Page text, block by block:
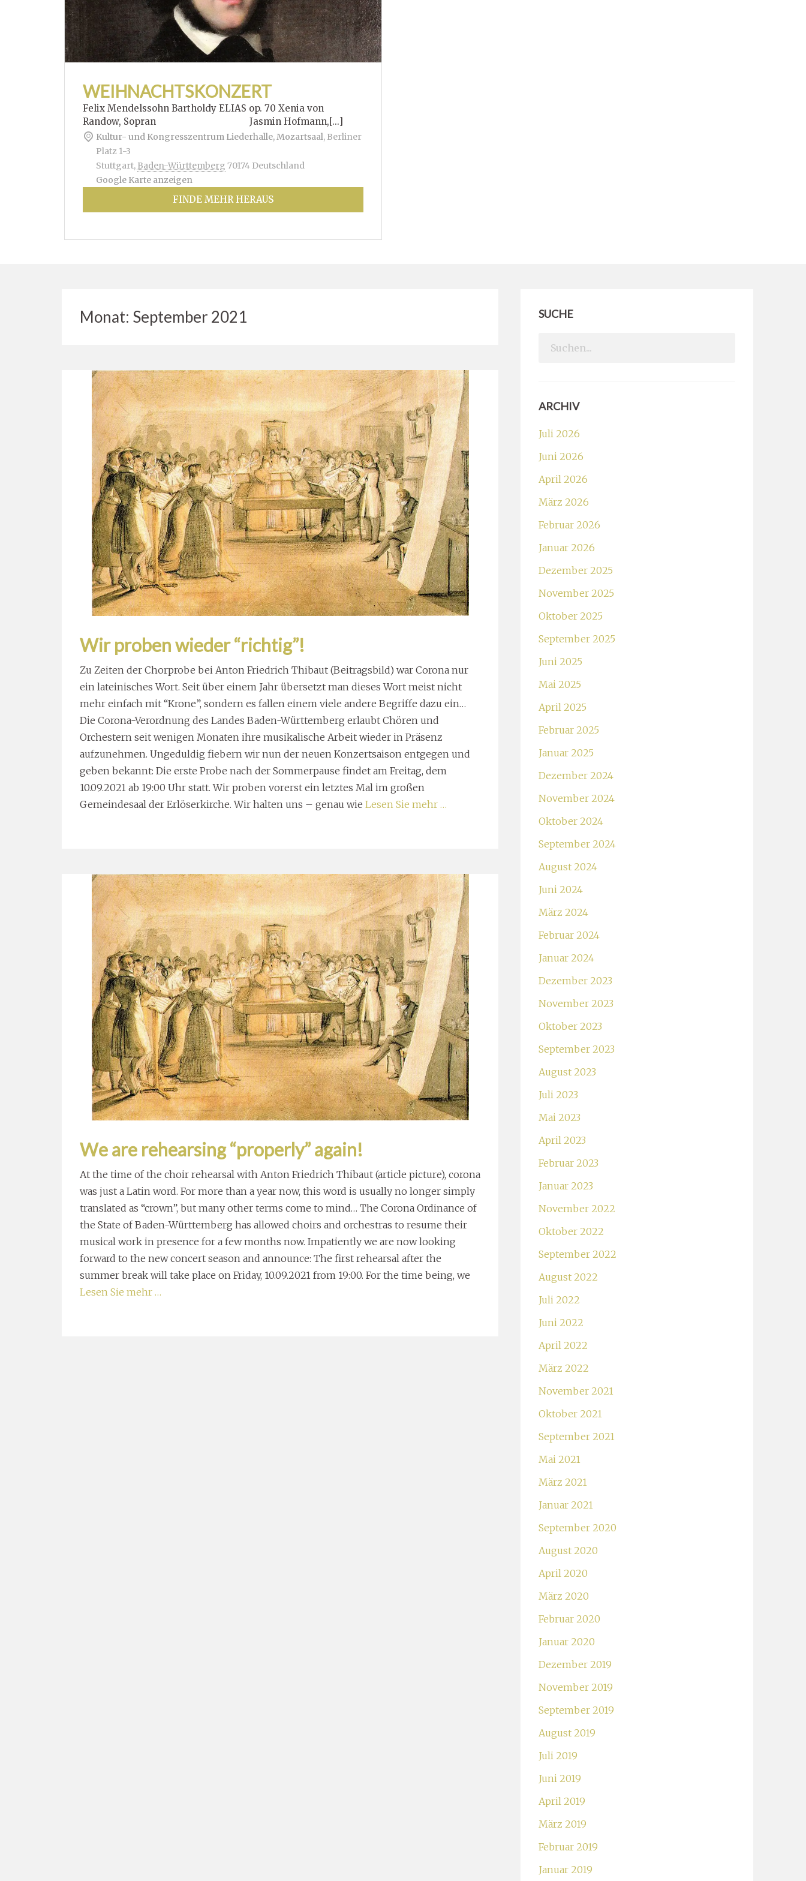
WEIHNACHTSKONZERT
Felix Mendelssohn Bartholdy ELIAS op. 70 Xenia von
Randow, Sopran Jasmin Hofmann,[...]
Kultur- und Kongresszentrum Liederhalle, Mozartsaal, Berliner
Platz 1-3
Stuttgart, Baden-Württemberg 70174 Deutschland
Google Karte anzeigen
FINDE MEHR HERAUS
Monat: September 2021
Wir proben wieder “richtig”!
Zu Zeiten der Chorprobe bei Anton Friedrich Thibaut (Beitragsbild) war Corona nur
ein lateinisches Wort. Seit über einem Jahr übersetzt man dieses Wort meist nicht
mehr einfach mit “Krone”, sondern es fallen einem viele andere Begriffe dazu ein…
Die Corona-Verordnung des Landes Baden-Württemberg erlaubt Chören und
Orchestern seit wenigen Monaten ihre musikalische Arbeit wieder in Präsenz
aufzunehmen. Ungeduldig fiebern wir nun der neuen Konzertsaison entgegen und
geben bekannt: Die erste Probe nach der Sommerpause findet am Freitag, dem
10.09.2021 ab 19:00 Uhr statt. Wir proben vorerst ein letztes Mal im großen
Gemeindesaal der Erlöserkirche. Wir halten uns – genau wie Lesen Sie mehr …
We are rehearsing “properly” again!
At the time of the choir rehearsal with Anton Friedrich Thibaut (article picture), corona
was just a Latin word. For more than a year now, this word is usually no longer simply
translated as “crown”, but many other terms come to mind… The Corona Ordinance of
the State of Baden-Württemberg has allowed choirs and orchestras to resume their
musical work in presence for a few months now. Impatiently we are now looking
forward to the new concert season and announce: The first rehearsal after the
summer break will take place on Friday, 10.09.2021 from 19:00. For the time being, we
Lesen Sie mehr …
SUCHE
Search
ARCHIV
Juli 2026
Juni 2026
April 2026
März 2026
Februar 2026
Januar 2026
Dezember 2025
November 2025
Oktober 2025
September 2025
Juni 2025
Mai 2025
April 2025
Februar 2025
Januar 2025
Dezember 2024
November 2024
Oktober 2024
September 2024
August 2024
Juni 2024
März 2024
Februar 2024
Januar 2024
Dezember 2023
November 2023
Oktober 2023
September 2023
August 2023
Juli 2023
Mai 2023
April 2023
Februar 2023
Januar 2023
November 2022
Oktober 2022
September 2022
August 2022
Juli 2022
Juni 2022
April 2022
März 2022
November 2021
Oktober 2021
September 2021
Mai 2021
März 2021
Januar 2021
September 2020
August 2020
April 2020
März 2020
Februar 2020
Januar 2020
Dezember 2019
November 2019
September 2019
August 2019
Juli 2019
Juni 2019
April 2019
März 2019
Februar 2019
Januar 2019